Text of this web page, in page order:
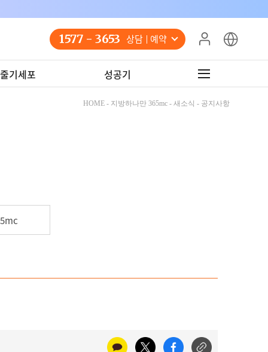
1577 - 3653 상담 예약
기세포 성공기
HOME - 지방하나만 365mc - 새소식 - 공지사항